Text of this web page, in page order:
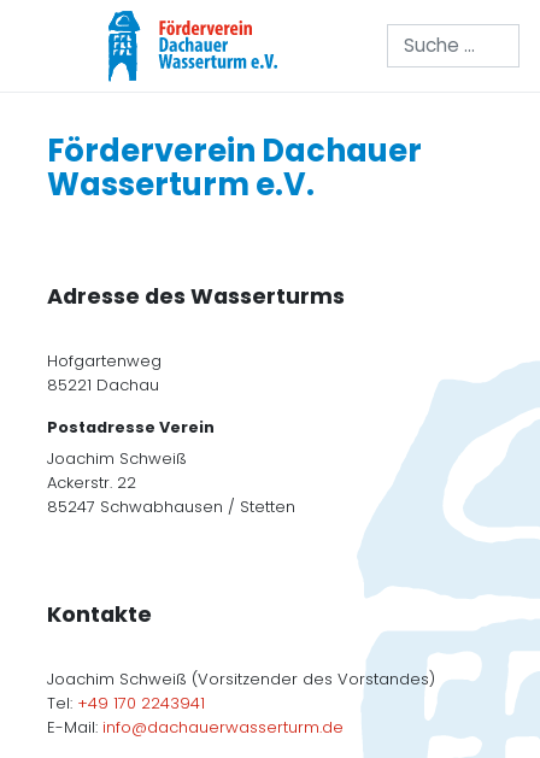
Suchen
Förderverein Dachauer
Wasserturm e.V.
Adresse des Wasserturms
Hofgartenweg
85221 Dachau
Postadresse Verein
Joachim Schweiß
Ackerstr. 22
85247 Schwabhausen / Stetten
Kontakte
Joachim Schweiß (Vorsitzender des Vorstandes)
Tel: +49 170 2243941
E-Mail: info@dachauerwasserturm.de